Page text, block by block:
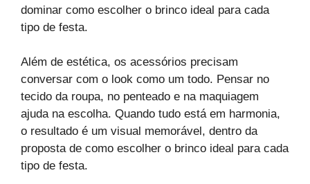
dominar como escolher o brinco ideal para cada
tipo de festa.
Além de estética, os acessórios precisam
conversar com o look como um todo. Pensar no
tecido da roupa, no penteado e na maquiagem
ajuda na escolha. Quando tudo está em harmonia,
o resultado é um visual memorável, dentro da
proposta de como escolher o brinco ideal para cada
tipo de festa.